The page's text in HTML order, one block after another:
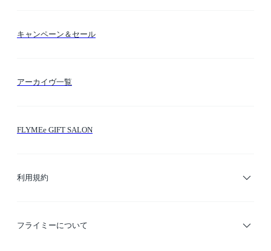
キャンペーン＆セール
アーカイヴ一覧
FLYMEe GIFT SALON
利用規約
利用規約
フライミーについて